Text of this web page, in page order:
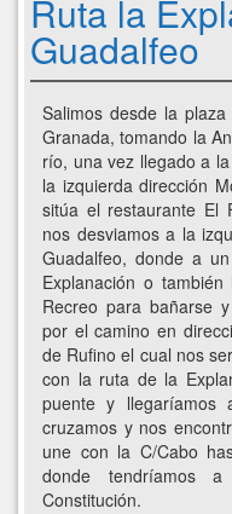
Ruta la
Guadalfeo
Salimos desde la
Granada, tomando la
río, una vez llegado a
la izquierda dirección
sitúa el restaurante El
nos desviamos a la
Guadalfeo, donde a
Explanación o
Recreo para bañarse
por el camino en
de Rufino el cual nos
con la ruta de la
puente y
cruzamos y nos
une con la C/Cabo
donde tendríamos
Constitución.